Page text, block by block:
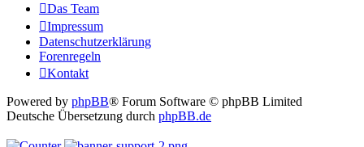
Das Team
Impressum
Datenschutzerklärung
Forenregeln
Kontakt
Powered by phpBB® Forum Software © phpBB Limited
Deutsche Übersetzung durch phpBB.de